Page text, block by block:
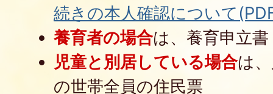
続きの本人確認について
養育者の場合は、養育申立書
児童と別居している場合は
の世帯全員の住民票